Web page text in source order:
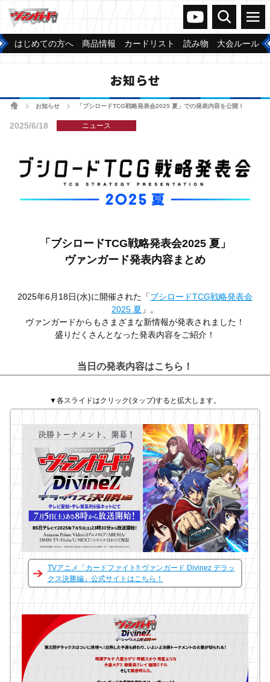
ヴァンガードch
検索 メニュー
はじめての方へ 商品情報 カードリスト 読み物 大会ルール
お知らせ
ホームお知らせ 「ブシロードTCG戦略発表会2025 夏」での発表内容を公開！
2025/6/18 ニュース
「ブシロードTCG戦略発表会2025 夏」
ヴァンガード発表内容まとめ
2025年6月18日(水)に開催された「ブシロードTCG戦略発表会
2025 夏 」。
ヴァンガードからもさまざまな新情報が発表されました！
盛りだくさんとなった発表内容をご紹介！
当日の発表内容はこちら！
▼各スライドはクリック(タップ)すると拡大します。
TVアニメ「カードファイト!! ヴァンガード Divinez デラッ
クス決勝編」公式サイトはこちら！